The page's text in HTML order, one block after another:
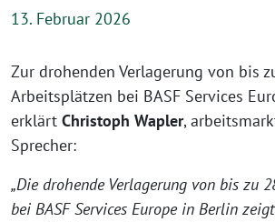
13. Februar 2026
Zur drohenden Verlagerung von bis
Arbeitsplätzen bei BASF Services
erklärt Christoph Wapler,
Sprecher:
„Die drohende Verlagerung von bis zu
bei BASF Services Europe in Berlin